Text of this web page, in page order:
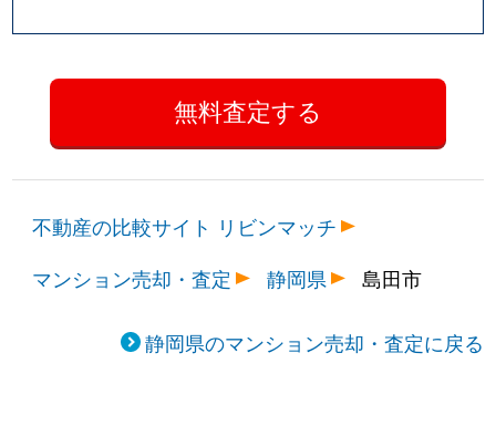
不動産の比較サイト リビンマッチ
マンション売却・査定
静岡県 島田市
静岡県のマンション売却・査定に戻る